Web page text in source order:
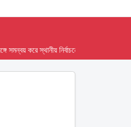
করে স্থানীয় নির্বাচনের তফসিল দেবে ইসি;